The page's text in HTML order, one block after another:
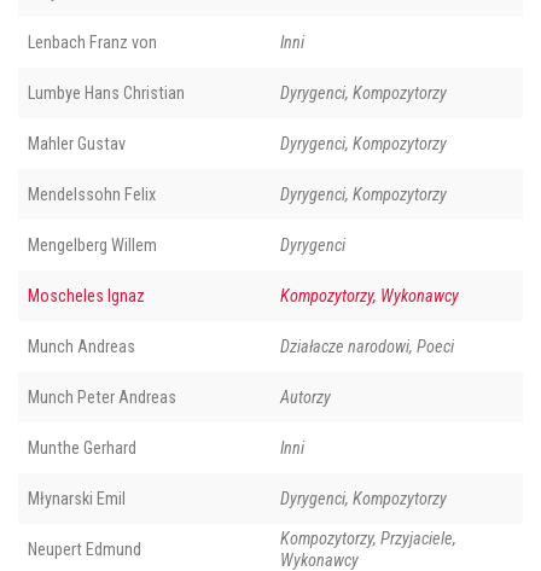
Lenbach Franz von Inni
Lumbye Hans Christian Dyrygenci, Kompozytorzy
Mahler Gustav Dyrygenci, Kompozytorzy
Mendelssohn Felix Dyrygenci, Kompozytorzy
Mengelberg Willem Dyrygenci
Moscheles Ignaz Kompozytorzy, Wykonawcy
Munch Andreas Działacze narodowi, Poeci
Munch Peter Andreas Autorzy
Munthe Gerhard Inni
Młynarski Emil Dyrygenci, Kompozytorzy
Neupert Edmund
Kompozytorzy, Przyjaciele,
Wykonawcy